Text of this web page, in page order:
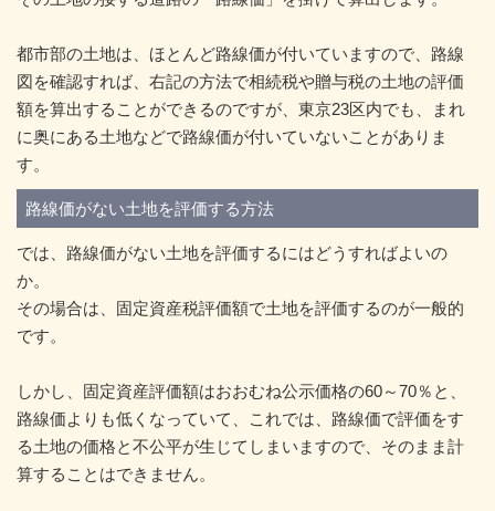
都市部の土地は、ほとんど路線価が付いていますので、路線
図を確認すれば、右記の方法で相続税や贈与税の土地の評価
額を算出することができるのですが、東京23区内でも、まれ
に奥にある土地などで路線価が付いていないことがありま
す。
路線価がない土地を評価する方法
では、路線価がない土地を評価するにはどうすればよいの
か。
その場合は、固定資産税評価額で土地を評価するのが一般的
です。
しかし、固定資産評価額はおおむね公示価格の60～70％と、
路線価よりも低くなっていて、これでは、路線価で評価をす
る土地の価格と不公平が生じてしまいますので、そのまま計
算することはできません。